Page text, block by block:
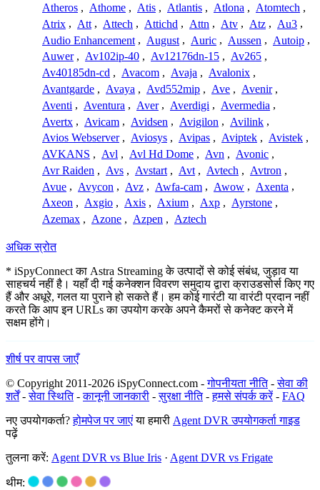
Atheros , Athome , Atis , Atlantis , Atlona , Atomtech ,
Atrix , Att , Attech , Attichd , Attn , Atv , Atz , Au3 ,
Audio Enhancement , August , Auric , Aussen , Autoip ,
Auwer , Av102ip-40 , Av12176dn-15 , Av265 ,
Av40185dn-cd , Avacom , Avaja , Avalonix ,
Avantgarde , Avaya , Avd552mip , Ave , Avenir ,
Aventi , Aventura , Aver , Averdigi , Avermedia ,
Avertx , Avicam , Avidsen , Avigilon , Avilink ,
Avios Webserver , Aviosys , Avipas , Aviptek , Avistek ,
AVKANS , Avl , Avl Hd Dome , Avn , Avonic ,
Avr Raiden , Avs , Avstart , Avt , Avtech , Avtron ,
Avue , Avycon , Avz , Awfa-cam , Awow , Axenta ,
Axeon , Axgio , Axis , Axium , Axp , Ayrstone ,
Azemax , Azone , Azpen , Aztech
अधिक स्रोत
* iSpyConnect का Astra Streaming के उत्पादों से कोई संबंध, जुड़ाव या
साहचर्य नहीं है। यहाँ दी गई कनेक्शन विवरण समुदाय द्वारा क्राउडसोर्स किए गए
हैं और अधूरे, गलत या पुराने हो सकते हैं। हम कोई गारंटी या वारंटी प्रदान नहीं
करते कि आप इन URLs का उपयोग करके अपने कैमरों से कनेक्ट करने में
सक्षम होंगे।
शीर्ष पर वापस जाएँ
© Copyright 2011-2026 iSpyConnect.com -गोपनीयता नीति-सेवा की
शर्तें-सेवा स्थिति-कानूनी जानकारी -सुरक्षा नीति-हमसे संपर्क करें- FAQ
नए उपयोगकर्ता?होमपेज पर जाएंया हमारी Agent DVR उपयोगकर्ता गाइड
पढ़ें
तुलना करें: Agent DVR vs Blue Iris · Agent DVR vs Frigate
थीम: